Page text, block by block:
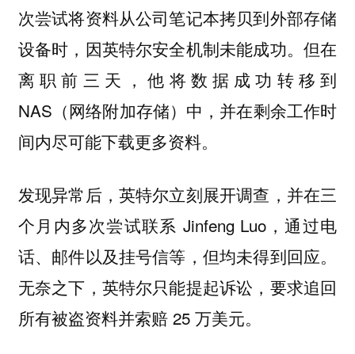
次尝试将资料从公司笔记本拷贝到外部存储
设备时，因英特尔安全机制未能成功。但在
离职前三天，他将数据成功转移到
NAS（网络附加存储）中，并在剩余工作时
间内尽可能下载更多资料。
发现异常后，英特尔立刻展开调查，并在三
个月内多次尝试联系 Jinfeng Luo，通过电
话、邮件以及挂号信等，但均未得到回应。
无奈之下，英特尔只能提起诉讼，要求追回
所有被盗资料并索赔 25 万美元。